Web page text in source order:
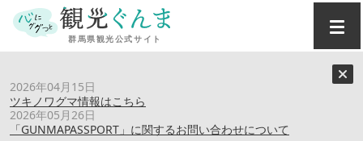
2026年04月15日
ツキノワグマ情報はこちら
2026年05月26日
「GUNMAPASSPORT」に関するお問い合わせについて
地域の方との触れあいも醍醐味のひとつ！～「富岡市×リア
ル宝探し®」の楽しみ方～